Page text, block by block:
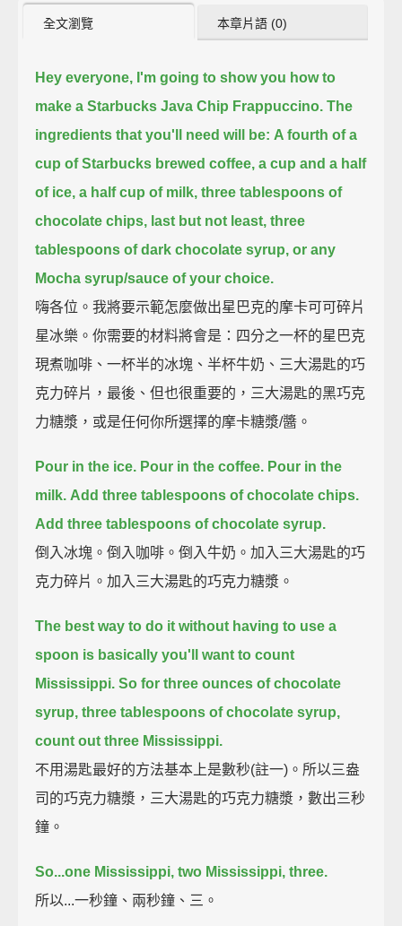
全文瀏覽 本章片語 (0)
Hey everyone, I'm going to show you how to
make a Starbucks Java Chip Frappuccino. The
ingredients that you'll need will be: A fourth of a
cup of Starbucks brewed coffee, a cup and a half
of ice, a half cup of milk, three tablespoons of
chocolate chips, last but not least, three
tablespoons of dark chocolate syrup, or any
Mocha syrup/sauce of your choice.
嗨各位。我將要示範怎麼做出星巴克的摩卡可可碎片
星冰樂。你需要的材料將會是：四分之一杯的星巴克
現煮咖啡、一杯半的冰塊、半杯牛奶、三大湯匙的巧
克力碎片，最後、但也很重要的，三大湯匙的黑巧克
力糖漿，或是任何你所選擇的摩卡糖漿/醬。
Pour in the ice. Pour in the coffee. Pour in the
milk. Add three tablespoons of chocolate chips.
Add three tablespoons of chocolate syrup.
倒入冰塊。倒入咖啡。倒入牛奶。加入三大湯匙的巧
克力碎片。加入三大湯匙的巧克力糖漿。
The best way to do it without having to use a
spoon is basically you'll want to count
Mississippi. So for three ounces of chocolate
syrup, three tablespoons of chocolate syrup,
count out three Mississippi.
不用湯匙最好的方法基本上是數秒(註一)。所以三盎
司的巧克力糖漿，三大湯匙的巧克力糖漿，數出三秒
鐘。
So...one Mississippi, two Mississippi, three.
所以...一秒鐘、兩秒鐘、三。